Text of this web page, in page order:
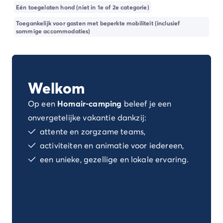
Camping Spanje
Camping San Sebastian
Camping Algarve
Camping Friesland
Camping Gelderland
Camping Arnhem
Camping Betuwe
Camping Nijmegen
Camping Veluwe
Camping Voorthuizen
Eén toegelaten hond (niet in 1e of 2e categorie)
Toegankelijk voor gasten met beperkte mobiliteit (inclusief
sommige accommodaties)
Welkom
Op een Homair-camping beleef je een
onvergetelijke vakantie dankzij:
attente en zorgzame teams,
activiteiten en animatie voor iedereen,
een unieke, gezellige en lokale ervaring.